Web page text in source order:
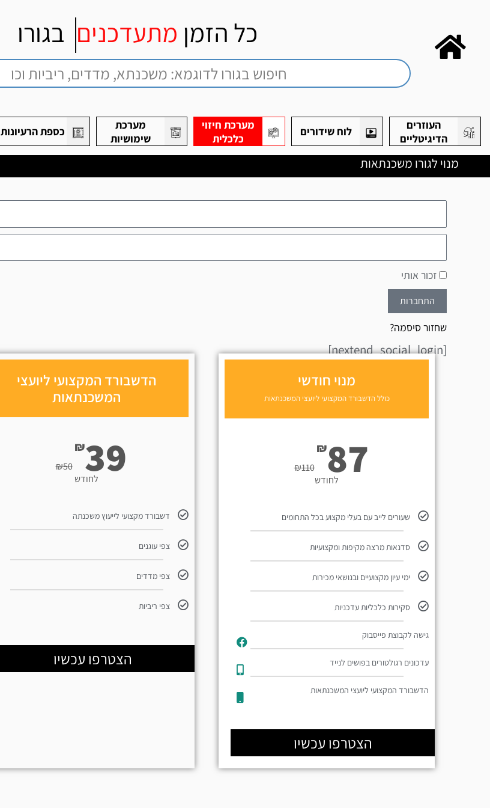
כל הזמן מתעדכנים בגורו
העוזרים
הדיגיטליים
לוח שידורים
מערכת חיזוי
כלכלית
מערכת
שימושיות
כספת הרעיונות
מנוי לגורו משכנתאות
זכור אותי
התחברות
שחזור סיסמה?
[nextend_social_login]
מנוי חודשי
כולל הדשבורד המקצועי ליועצי המשכנתאות
₪110
₪87לחודש
שעורים לייב עם בעלי מקצוע בכל התחומים
סדנאות מרצה מקיפות ומקצועיות
ימי עיון מקצועיים ובנושאי מכירות
סקירות כלכליות עדכניות
גישה לקבוצת פייסבוק
עדכונים רגולטורים בפושים לנייד​
הדשבורד המקצועי ליועצי המשכנתאות
הצטרפו עכשיו
הדשבורד המקצועי ליועצי
המשכנתאות
₪50
₪39
לחודש
דשבורד מקצועי לייעוץ משכנתה
צפי עוגנים
צפי מדדים
צפי ריביות
הצטרפו עכשיו